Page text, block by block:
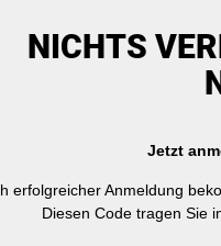
NICHTS
Jetzt
erfolgreicher Anmeldung
Diesen Code tragen Sie